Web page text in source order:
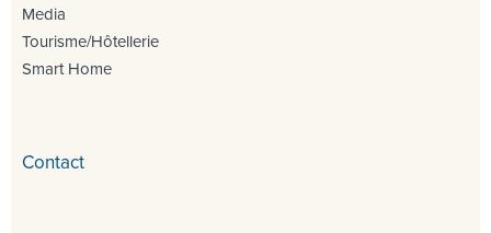
Media
Tourisme/Hôtellerie
Smart Home
Contact